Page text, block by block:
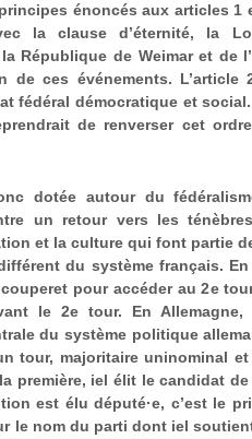
énoncés aux articles 1
la clause d’éternité, la
République de Weimar et de
ces événements. L’article
fédéral démocratique et
de renverser cet
dotée autour du
un retour vers les
et la culture qui font partie
du système français.
pour accéder au 2e
le 2e tour. En
du système politique
tour, majoritaire uninominal
première, iel élit le candidat
est élu député·e, c’est le
le nom du parti dont iel